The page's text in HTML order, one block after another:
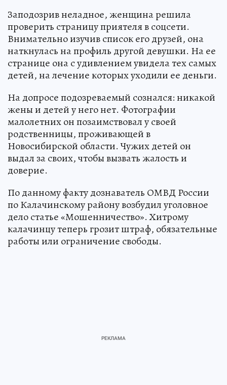
Заподозрив неладное, женщина решила
проверить страницу приятеля в соцсети.
Внимательно изучив список его друзей, она
наткнулась на профиль другой девушки. На ее
странице она с удивлением увидела тех самых
детей, на лечение которых уходили ее деньги.
На допросе подозреваемый сознался: никакой
жены и детей у него нет. Фотографии
малолетних он позаимствовал у своей
родственницы, проживающей в
Новосибирской области. Чужих детей он
выдал за своих, чтобы вызвать жалость и
доверие.
По данному факту дознаватель ОМВД России
по Калачинскому району возбудил уголовное
дело статье «Мошенничество». Хитрому
калачинцу теперь грозит штраф, обязательные
работы или ограничение свободы.